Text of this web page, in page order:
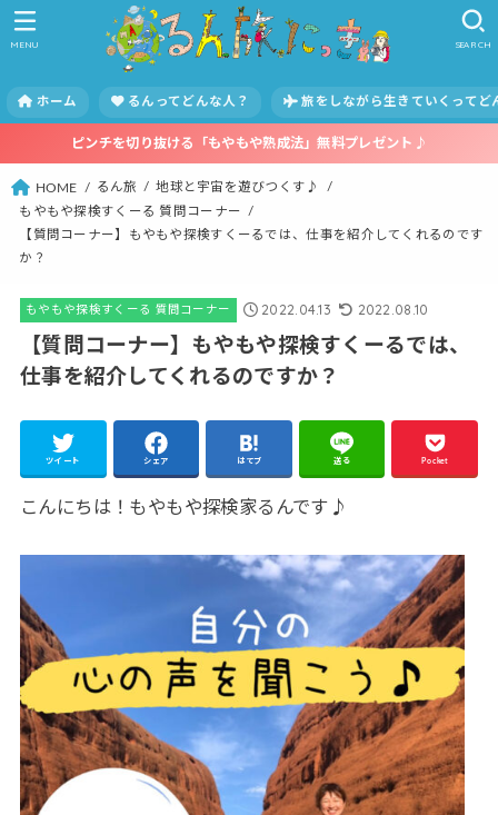
ホーム るんってどんな人？ 旅をしながら生きていくってど
SEARCH
MENU
ピンチを切り抜ける「もやもや熟成法」無料プレゼント♪
HOME るん旅
地球と宇宙を遊びつくす♪
もやもや探検すくーる 質問コーナー
【質問コーナー】もやもや探検すくーるでは、仕事を紹介してくれるのです
か？
もやもや探検すくーる 質問コーナー 2022.04.13 2022.08.10
【質問コーナー】もやもや探検すくーるでは、
仕事を紹介してくれるのですか？
ツイート シェア はてブ 送る Pocket
こんにちは！もやもや探検家るんです♪